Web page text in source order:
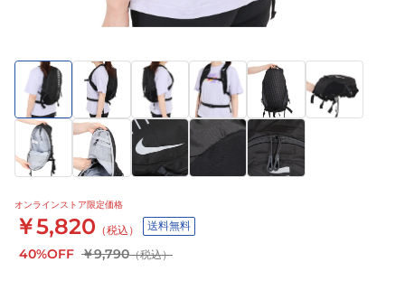
オンラインストア限定価格
￥5,820 （税込） 送料無料
40%OFF ￥9,790（税込）